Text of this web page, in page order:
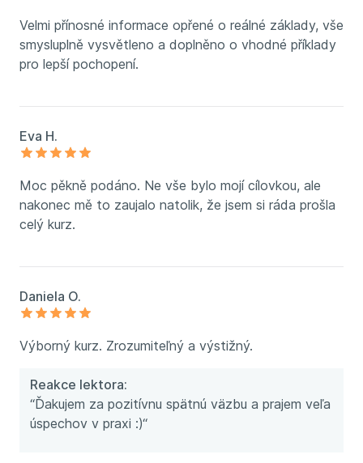
Velmi přínosné informace opřené o reálné základy, vše
smysluplně vysvětleno a doplněno o vhodné příklady
pro lepší pochopení.
Eva H.
Moc pěkně podáno. Ne vše bylo mojí cílovkou, ale
nakonec mě to zaujalo natolik, že jsem si ráda prošla
celý kurz.
Daniela O.
Výborný kurz. Zrozumiteľný a výstižný.
Reakce lektora:
“Ďakujem za pozitívnu spätnú väzbu a prajem veľa
úspechov v praxi :)“